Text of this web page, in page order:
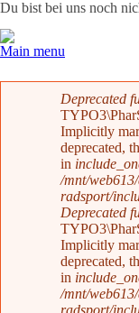
Du bist bei uns noch
Main menu
Deprecated
Implicitly
deprecated,
in
/mnt/
radsport/
Deprecated
Implicitly
deprecated,
in
/mnt/
radsport/